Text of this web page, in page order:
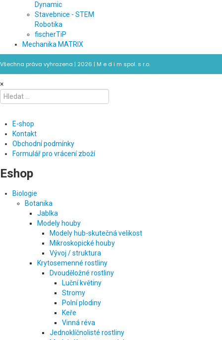
Dynamic
Stavebnice - STEM
Robotika
fischerTiP
Mechanika MATRIX
Všechna práva vyhrazena | 2026 | M e d i m spol. s r.o.
×
E-shop
Kontakt
Obchodní podmínky
Formulář pro vrácení zboží
Eshop
Biologie
Botanika
Jablka
Modely houby
Modely hub-skutečná velikost
Mikroskopické houby
Vývoj / struktura
Krytosemenné rostliny
Dvouděložné rostliny
Luční květiny
Stromy
Polní plodiny
Keře
Vinná réva
Jednoklíčnolisté rostliny